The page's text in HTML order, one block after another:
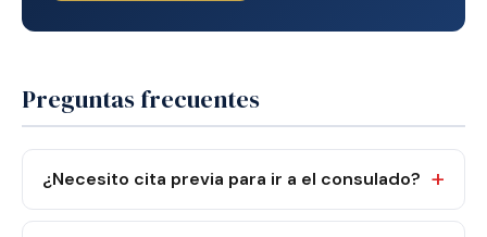
Preguntas frecuentes
¿Necesito cita previa para ir a el consulado?